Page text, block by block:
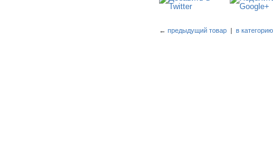
←предыдущий товар |в категорию